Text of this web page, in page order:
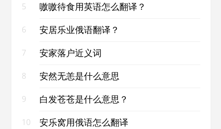
5 嗷嗷待食用英语怎么翻译？
6 安居乐业俄语翻译？
7 安家落户近义词
8 安然无恙是什么意思
9 白发苍苍是什么意思？
10 安乐窝用俄语怎么翻译